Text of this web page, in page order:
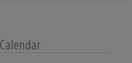
Calendar